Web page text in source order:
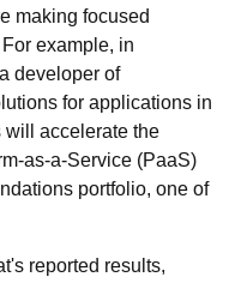
making focused
example, in
developer of
for applications in
will accelerate the
as-a-Service (PaaS)
portfolio, one of
reported results,